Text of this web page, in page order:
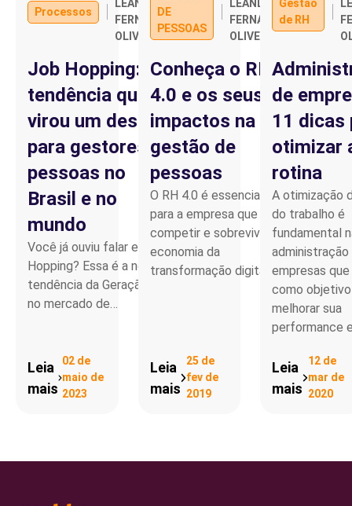
Processos
LEANDRO
FERNANDO
OLIVEIRA
Job Hopping:
tendência que
virou um desafio
para gestores de
pessoas no
Brasil e no
mundo
Você já ouviu falar em Job
Hopping? Essa é a nova
tendência da Geração Z
no mercado de…
Leia
mais
02 de
maio de
2023
DE
PESSOAS
LEANDRO
FERNANDO
OLIVEIRA
Conheça o RH
4.0 e os seus
impactos na
gestão de
pessoas
O RH 4.0 é essencial
para a empresa que quer
competir e sobreviver na
economia da
transformação digital.…
Leia
mais
25 de
fev de
2019
Gestão
de RH
de
11 dicas
otimizar
rotina
A otimização
do trabalho é
fundamental
administração
empresas
como objetivo
melhorar sua
performance
Leia
mais
12 de
mar de
2020